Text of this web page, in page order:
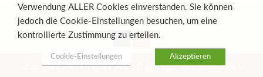
Home Datenschutzerklärung Impressum
Copyright LKW-News 2024© alle Rechte vorbehalten.
Verwendung ALLER Cookies einverstanden. Sie können
jedoch die Cookie-Einstellungen besuchen, um eine
kontrollierte Zustimmung zu erteilen.
Cookie-Einstellungen Akzeptieren